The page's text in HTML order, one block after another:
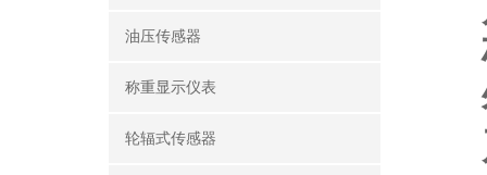
油压传感器
称重显示仪表
轮辐式传感器